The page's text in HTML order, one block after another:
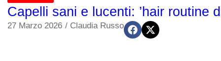
Capelli sani e lucenti: ’hair routine
27 Marzo 2026 / Claudia Russo